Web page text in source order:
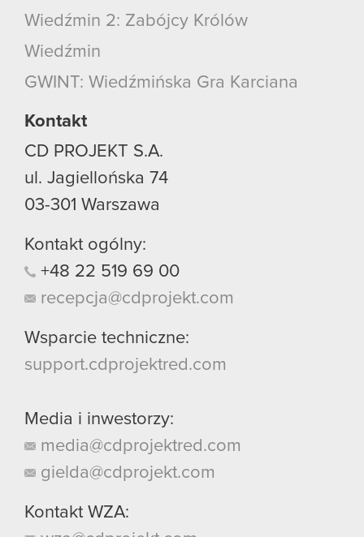
Wiedźmin 2: Zabójcy Królów
Wiedźmin
GWINT: Wiedźmińska Gra Karciana
Kontakt
CD PROJEKT S.A.
ul. Jagiellońska 74
03-301 Warszawa
Kontakt ogólny:
+48 22 519 69 00
recepcja@cdprojekt.com
Wsparcie techniczne:
support.cdprojektred.com
Media i inwestorzy:
media@cdprojektred.com
gielda@cdprojekt.com
Kontakt WZA: